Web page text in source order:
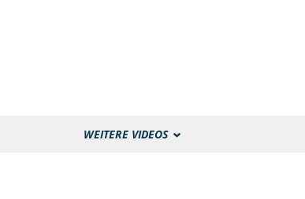
WEITERE VIDEOS